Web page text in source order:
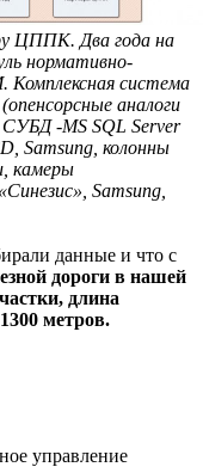
ЦППК. Два года на
нормативно-
Комплексная система
аналоги
-MS SQL Server
Samsung, колонны
камеры
Samsung,
данные и что с
дороги в нашей
длина
метров.
управление